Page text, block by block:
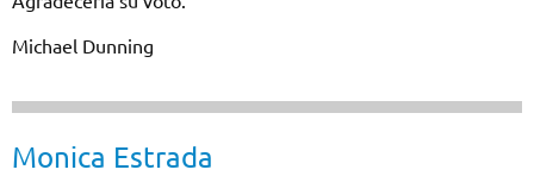
Michael Dunning
Monica Estrada